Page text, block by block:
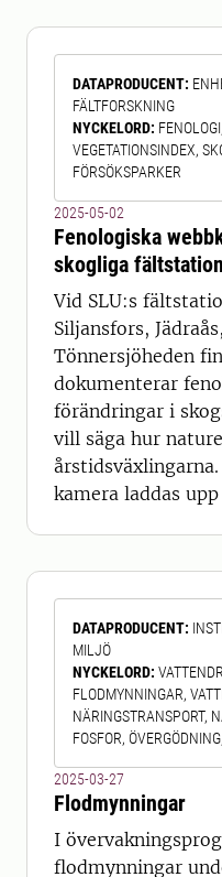
Även mullhalten
kartlager. Kartan
upplösning på 20
i princip all
DATAPRODUCENT:
FÄLTFORSKNING
NYCKELORD:
VEGETATIONSINDEX,
FÖRSÖKSPARKER
2025-05-02
Fenologiska
skogliga
Vid SLU:s
Siljansfors,
Tönnersjöheden
dokumenterar
förändringar i
vill säga hur
kamera laddas
automatiskt
rött
RCC) inom
Fokusområden är i
definierade av
kan
DATAPRODUCENT:
MILJÖ
NYCKELORD:
FLODMYNNINGAR,
NÄRINGSTRANSPORT,
FOSFOR,
2025-03-27
Flodmynningar
I
flodmynningar